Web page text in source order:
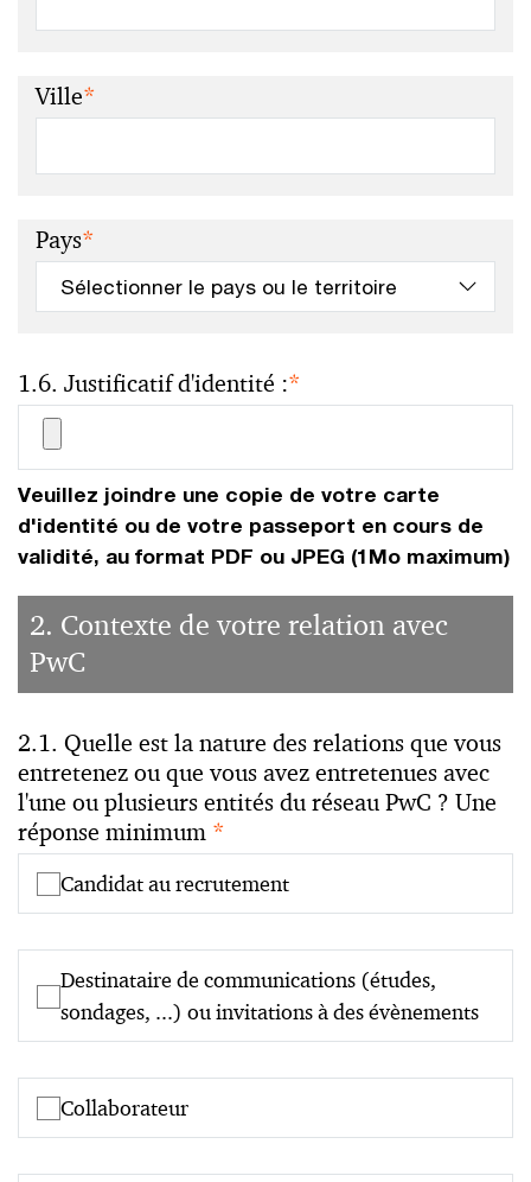
Ville*
Pays*
1.6. Justificatif d'identité :*
Veuillez joindre une copie de votre carte
d'identité ou de votre passeport en cours de
validité, au format PDF ou JPEG (1Mo maximum)
2. Contexte de votre relation avec
PwC
2.1. Quelle est la nature des relations que vous
entretenez ou que vous avez entretenues avec
l'une ou plusieurs entités du réseau PwC ? Une
réponse minimum *
Candidat au recrutement
Destinataire de communications (études,
sondages, ...) ou invitations à des évènements
Collaborateur